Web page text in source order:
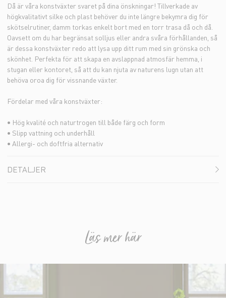
Då är våra konstväxter svaret på dina önskningar! Tillverkade av
högkvalitativt silke och plast behöver du inte längre bekymra dig för
skötselrutiner, damm torkas enkelt bort med en torr trasa då och då.
Oavsett om du har begränsat solljus eller andra svåra förhållanden, så
är dessa konstväxter redo att lysa upp ditt rum med sin grönska och
skönhet. Perfekta för att skapa en avslappnad atmosfär hemma, i
stugan eller kontoret, så att du kan njuta av naturens lugn utan att
behöva oroa dig för vissnande växter.
Fördelar med våra konstväxter:
• Hög kvalité och naturtrogen till både färg och form
• Slipp vattning och underhåll
• Allergi- och doftfria alternativ
DETALJER
Läs mer här